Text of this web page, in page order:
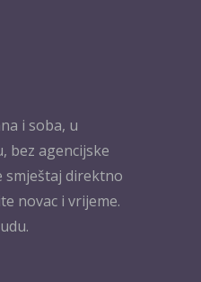
i soba, u
bez agencijske
smještaj direktno
novac i vrijeme.